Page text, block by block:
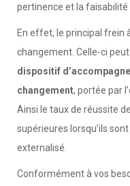
pertinence et la faisabilité
En effet, le principal frein
changement. Celle-ci
dispositif
changement, portée par
Ainsi le taux de réussite
supérieures lorsqu’ils
externalisé.
Conformément à vos